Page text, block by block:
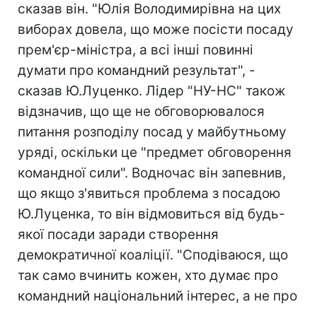
сказав він. "Юлія Володимирівна на цих
виборах довела, що може посісти посаду
прем'єр-міністра, а всі інші повинні
думати про командний результат", -
сказав Ю.Луценко. Лідер "НУ-НС" також
відзначив, що ще не обговорювалося
питання розподілу посад у майбутньому
уряді, оскільки це "предмет обговорення
командної сили". Водночас він запевнив,
що якщо з'явиться проблема з посадою
Ю.Луценка, то він відмовиться від будь-
якої посади заради створення
демократичної коаліції. "Сподіваюся, що
так само вчинить кожен, хто думає про
командний національний інтерес, а не про